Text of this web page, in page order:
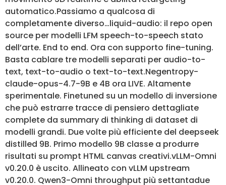
automatico.Passiamo a qualcosa di
completamente diverso…liquid-audio: il repo open
source per modelli LFM speech-to-speech stato
dell’arte. End to end. Ora con supporto fine-tuning.
Basta cablare tre modelli separati per audio-to-
text, text-to-audio o text-to-text.Negentropy-
claude-opus-4.7-9B e 4B ora LIVE. Altamente
sperimentale. Finetuned su un modello di inversione
che può estrarre tracce di pensiero dettagliate
complete da summary di thinking di dataset di
modelli grandi. Due volte più efficiente del deepseek
distilled 9B. Primo modello 9B classe a produrre
risultati su prompt HTML canvas creativi.vLLM-Omni
v0.20.0 è uscito. Allineato con vLLM upstream
v0.20.0. Qwen3-Omni throughput più settantadue